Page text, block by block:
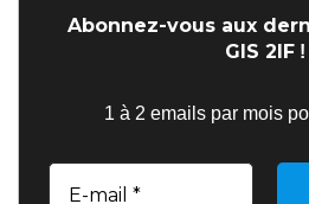
Abonnez-vous aux
GIS 2IF !
1 à 2 emails par mois